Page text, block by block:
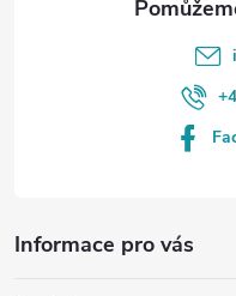
Informace pro vás